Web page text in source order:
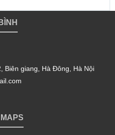
Biên giang, Hà Đông, Hà Nội